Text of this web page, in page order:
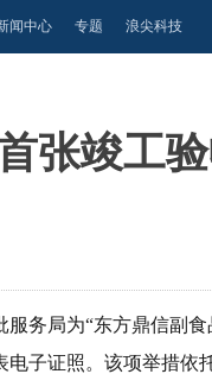
闻中心 专题 浪尖科技
张竣工
服务局为“东方鼎信副
子证照。该项举措依